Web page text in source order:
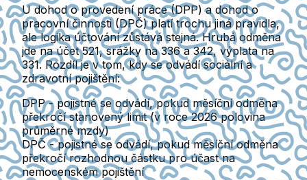
U dohod o provedení práce (DPP) a dohod o
pracovní činnosti (DPČ) platí trochu jiná pravidla,
ale logika účtování zůstává stejná. Hrubá odměna
jde na účet 521, srážky na 336 a 342, výplata na
331. Rozdíl je v tom, kdy se odvádí sociální a
zdravotní pojištění:
DPP- pojistné se odvádí, pokud měsíční odměna
překročí stanovený limit (v roce 2026 polovina
průměrné mzdy)
DPČ- pojistné se odvádí, pokud měsíční odměna
překročí rozhodnou částku pro účast na
nemocenském pojištění